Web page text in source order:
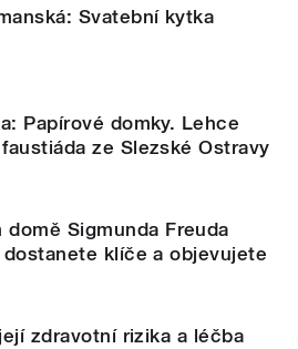
Svatební kytka
Papírové domky. Lehce
ze Slezské Ostravy
domě Sigmunda Freuda
klíče a objevujete
zdravotní rizika a léčba